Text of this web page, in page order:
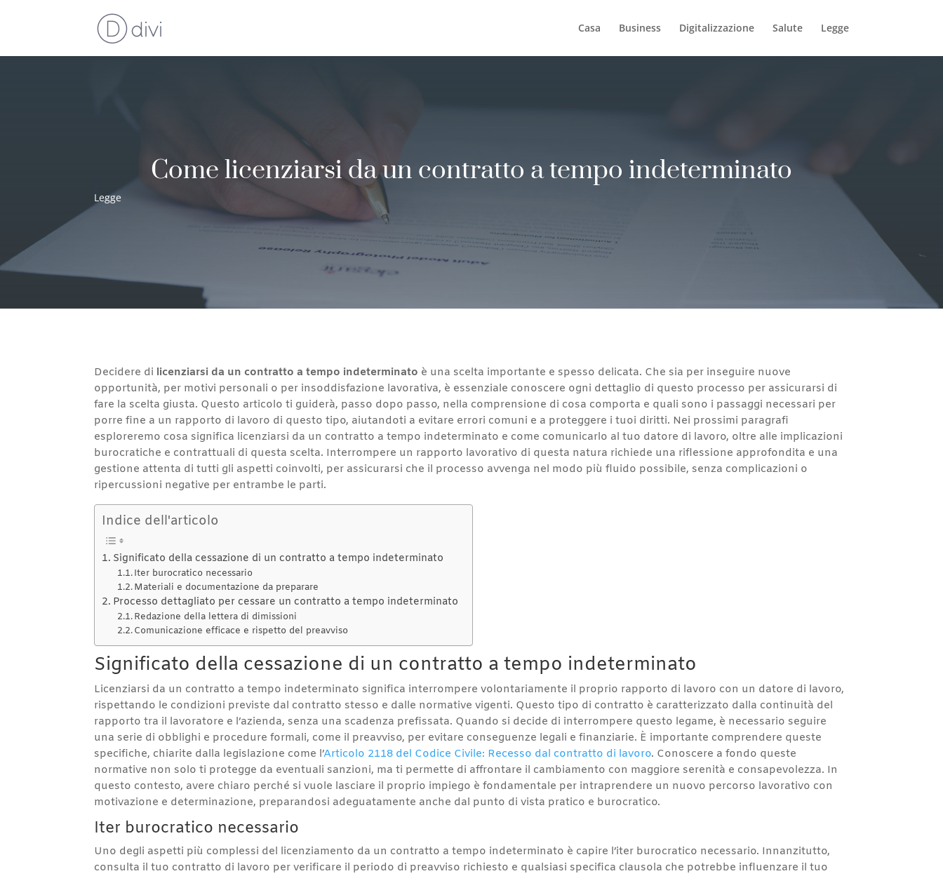
Casa Business Digitalizzazione Salute Legge
Come licenziarsi da un contratto a tempo indeterminato
Legge
Decidere di licenziarsi da un contratto a tempo indeterminato è una scelta importante e spesso delicata. Che sia per inseguire nuove
opportunità, per motivi personali o per insoddisfazione lavorativa, è essenziale conoscere ogni dettaglio di questo processo per assicurarsi di
fare la scelta giusta. Questo articolo ti guiderà, passo dopo passo, nella comprensione di cosa comporta e quali sono i passaggi necessari per
porre fine a un rapporto di lavoro di questo tipo, aiutandoti a evitare errori comuni e a proteggere i tuoi diritti. Nei prossimi paragrafi
esploreremo cosa significa licenziarsi da un contratto a tempo indeterminato e come comunicarlo al tuo datore di lavoro, oltre alle implicazioni
burocratiche e contrattuali di questa scelta. Interrompere un rapporto lavorativo di questa natura richiede una riflessione approfondita e una
gestione attenta di tutti gli aspetti coinvolti, per assicurarsi che il processo avvenga nel modo più fluido possibile, senza complicazioni o
ripercussioni negative per entrambe le parti.
Indice dell'articolo
Significato della cessazione di un contratto a tempo indeterminato
Iter burocratico necessario
Materiali e documentazione da preparare
Processo dettagliato per cessare un contratto a tempo indeterminato
Redazione della lettera di dimissioni
Comunicazione efficace e rispetto del preavviso
Significato della cessazione di un contratto a tempo indeterminato
Licenziarsi da un contratto a tempo indeterminato significa interrompere volontariamente il proprio rapporto di lavoro con un datore di lavoro,
rispettando le condizioni previste dal contratto stesso e dalle normative vigenti. Questo tipo di contratto è caratterizzato dalla continuità del
rapporto tra il lavoratore e l’azienda, senza una scadenza prefissata. Quando si decide di interrompere questo legame, è necessario seguire
una serie di obblighi e procedure formali, come il preavviso, per evitare conseguenze legali e finanziarie. È importante comprendere queste
specifiche, chiarite dalla legislazione come l’Articolo 2118 del Codice Civile: Recesso dal contratto di lavoro. Conoscere a fondo queste
normative non solo ti protegge da eventuali sanzioni, ma ti permette di affrontare il cambiamento con maggiore serenità e consapevolezza. In
questo contesto, avere chiaro perché si vuole lasciare il proprio impiego è fondamentale per intraprendere un nuovo percorso lavorativo con
motivazione e determinazione, preparandosi adeguatamente anche dal punto di vista pratico e burocratico.
Iter burocratico necessario
Uno degli aspetti più complessi del licenziamento da un contratto a tempo indeterminato è capire l’iter burocratico necessario. Innanzitutto,
consulta il tuo contratto di lavoro per verificare il periodo di preavviso richiesto e qualsiasi specifica clausola che potrebbe influenzare il tuo